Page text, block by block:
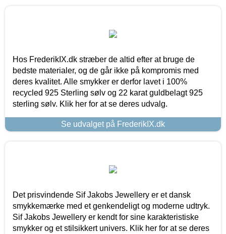
Hos FrederikIX.dk stræber de altid efter at bruge de
bedste materialer, og de går ikke på kompromis med
deres kvalitet. Alle smykker er derfor lavet i 100%
recycled 925 Sterling sølv og 22 karat guldbelagt 925
sterling sølv. Klik her for at se deres udvalg.
Se udvalget på FrederikIX.dk
Det prisvindende Sif Jakobs Jewellery er et dansk
smykkemærke med et genkendeligt og moderne udtryk.
Sif Jakobs Jewellery er kendt for sine karakteristiske
smykker og et stilsikkert univers. Klik her for at se deres